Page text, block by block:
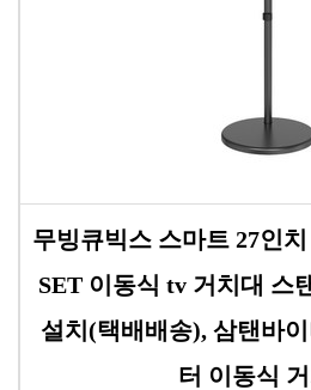
무빙큐빅스 스마트 27인
SET 이동식 tv 거치대 스
설치(택배배송), 삼탠바
터 이동식